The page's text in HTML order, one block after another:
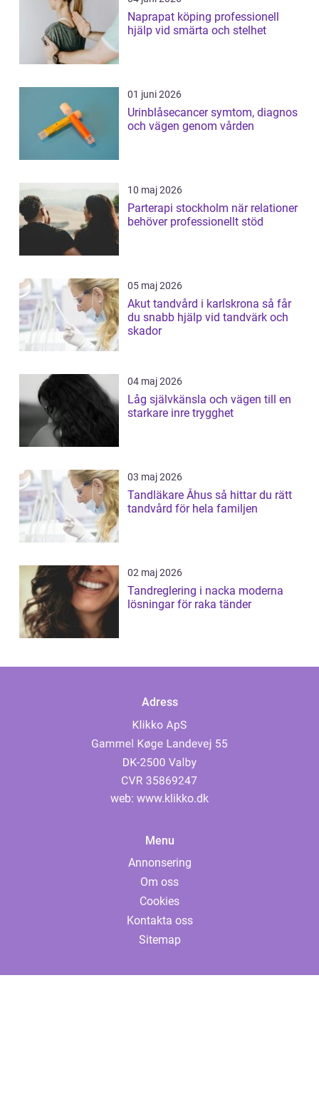
Naprapat köping professionell
hjälp vid smärta och stelhet
01 juni 2026
Urinblåsecancer symtom, diagnos
och vägen genom vården
10 maj 2026
Parterapi stockholm när relationer
behöver professionellt stöd
05 maj 2026
Akut tandvård i karlskrona så får
du snabb hjälp vid tandvärk och
skador
04 maj 2026
Låg självkänsla och vägen till en
starkare inre trygghet
03 maj 2026
Tandläkare Åhus så hittar du rätt
tandvård för hela familjen
02 maj 2026
Tandreglering i nacka moderna
lösningar för raka tänder
Adress
web: www.klikko.dk
Menu
Annonsering
Om oss
Cookies
Kontakta oss
Sitemap